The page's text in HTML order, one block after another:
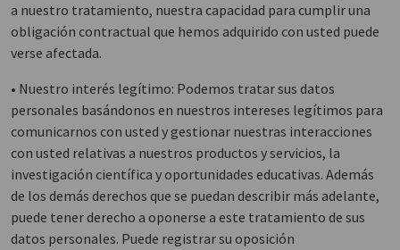
a nuestro tratamiento, nuestra capacidad para cumplir una
obligación contractual que hemos adquirido con usted puede
verse afectada.
• Nuestro interés legítimo: Podemos tratar sus datos
personales basándonos en nuestros intereses legítimos para
comunicarnos con usted y gestionar nuestras interacciones
con usted relativas a nuestros productos y servicios, la
investigación científica y oportunidades educativas. Además
de los demás derechos que se puedan describir más adelante,
puede tener derecho a oponerse a este tratamiento de sus
datos personales. Puede registrar su oposición